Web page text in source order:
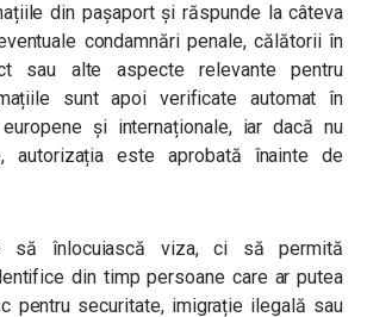
din pașaport și răspunde la câteva
condamnări penale, călătorii în
sau alte aspecte relevante pentru
sunt apoi verificate automat în
și internaționale, iar dacă nu
autorizația este aprobată înainte de
să înlocuiască viza, ci să permită
din timp persoane care ar putea
pentru securitate, imigrație ilegală sau